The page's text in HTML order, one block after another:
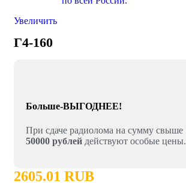
Увеличить
Г4-160
Больше-ВЫГОДНЕЕ!
При сдаче радиолома на сумму свыше
50000 рублей действуют особые цены.
2605.01 RUB